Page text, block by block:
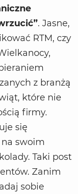
. Jasne,
RTM, czy
z branżą
które nie
firmy.
się
swoim
Taki post
Zanim
sobie